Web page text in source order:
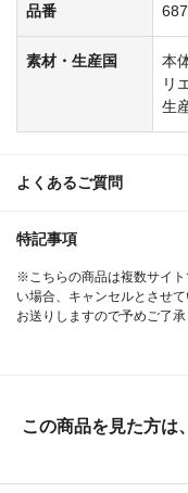
品番
素材・生産国
本
リ
生
よくあるご質問
特記事項
※こちらの商品は複数サイ
い場合、キャンセルとさせ
お送りしますので予めご了承
この商品を見た方は